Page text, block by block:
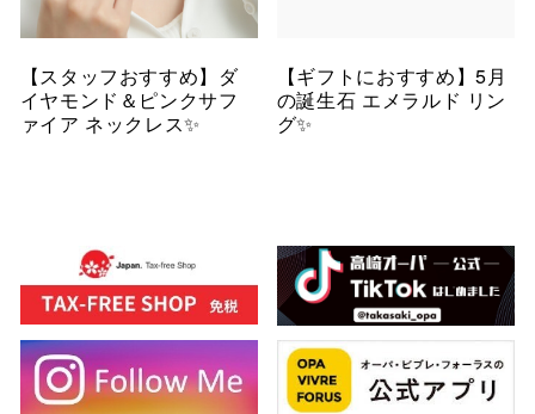
【スタッフおすすめ】ダ
イヤモンド＆ピンクサフ
ァイア ネックレス✨
【ギフトにおすすめ】5月
の誕生石 エメラルド リン
グ✨